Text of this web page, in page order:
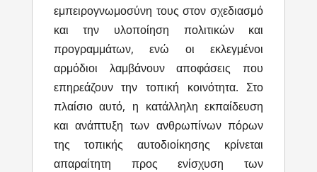
εμπειρογνωμοσύνη τους στον σχεδιασμό
και την υλοποίηση πολιτικών και
προγραμμάτων, ενώ οι εκλεγμένοι
αρμόδιοι λαμβάνουν αποφάσεις που
επηρεάζουν την τοπική κοινότητα. Στο
πλαίσιο αυτό, η κατάλληλη εκπαίδευση
και ανάπτυξη των ανθρωπίνων πόρων
της τοπικής αυτοδιοίκησης κρίνεται
απαραίτητη προς ενίσχυση των